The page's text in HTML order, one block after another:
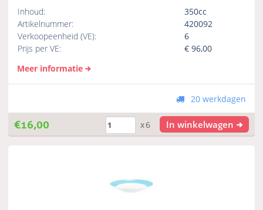
Inhoud:
350cc
Artikelnummer:
420092
Verkoopeenheid (VE):
6
Prijs per VE:
€96,00
Meer informatie
20 werkdagen
€16,00 x6 In winkelwagen